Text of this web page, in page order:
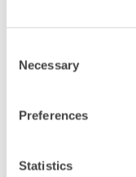
Selection
Necessary
Preferences
Statistics